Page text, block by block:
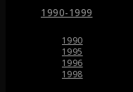
1990-1999
1990
1995
1996
1998